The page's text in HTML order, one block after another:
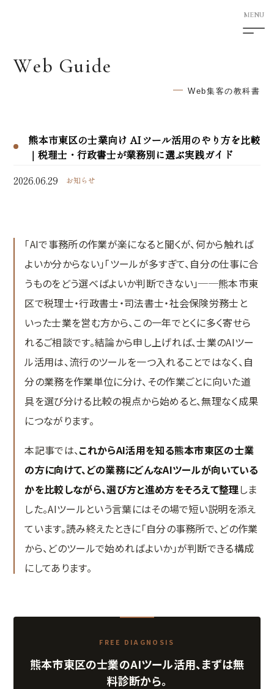
5F Shimotori Building
HOME
MEO対策
口コミ対策システム
実績紹介
Web集客の教科書
お問い合わせ
Web Guide
Web集客の教科書
熊本市東区の士業向け AIツール活用のやり方を比較
｜税理士・行政書士が業務別に選ぶ実践ガイド
2026.06.29
お知らせ
「AIで事務所の作業が楽になると聞くが、何から触れば
よいか分からない」「ツールが多すぎて、自分の仕事に合
うものをどう選べばよいか判断できない」──熊本市東
区で税理士・行政書士・司法書士・社会保険労務士と
いった士業を営む方から、この一年でとくに多く寄せら
れるご相談です。結論から申し上げれば、士業のAIツー
ル活用は、流行のツールを一つ入れることではなく、自
分の業務を作業単位に分け、その作業ごとに向いた道
具を選び分ける比較の視点から始めると、無理なく成果
につながります。
本記事では、これからAI活用を知る熊本市東区の士業
の方に向けて、どの業務にどんなAIツールが向いている
かを比較しながら、選び方と進め方をそろえて整理しま
した。AIツールという言葉にはその場で短い説明を添え
ています。読み終えたときに「自分の事務所で、どの作業
から、どのツールで始めればよいか」が判断できる構成
にしてあります。
FREE DIAGNOSIS
熊本市東区の士業のAIツール活用、まずは無
料診断から。